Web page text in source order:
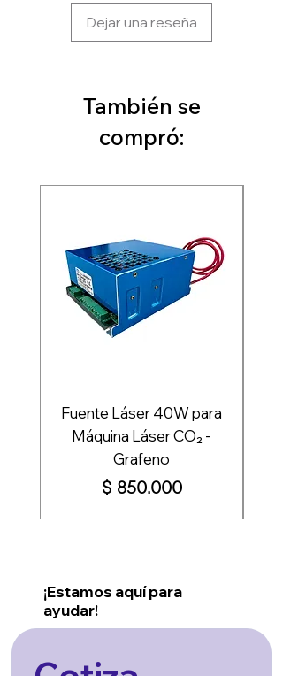
Dejar una reseña
También se
compró:
Fuente Láser 40W para
Máquina Láser CO₂ -
Grafeno
Precio
$ 850.000
¡Estamos aquí para
ayudar!